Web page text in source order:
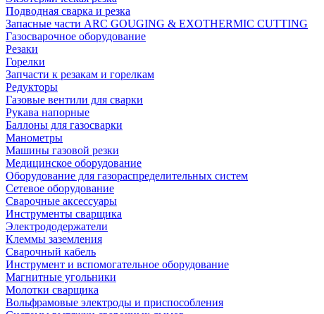
Подводная сварка и резка
Запасные части ARC GOUGING & EXOTHERMIC CUTTING
Газосварочное оборудование
Резаки
Горелки
Запчасти к резакам и горелкам
Редукторы
Газовые вентили для сварки
Рукава напорные
Баллоны для газосварки
Манометры
Машины газовой резки
Медицинское оборудование
Оборудование для газораспределительных систем
Сетевое оборудование
Сварочные аксессуары
Инструменты сварщика
Электрододержатели
Клеммы заземления
Сварочный кабель
Инструмент и вспомогательное оборудование
Магнитные угольники
Молотки сварщика
Вольфрамовые электроды и приспособления